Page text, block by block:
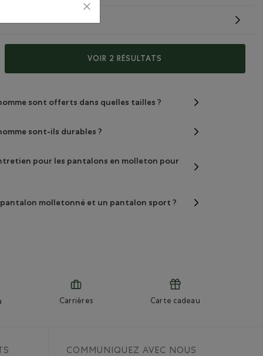
VOIR 2 RÉSULTATS
confection des pantalons molletonnés
sont proposés dans quelles coupes ?
sont offerts dans quelles tailles ?
sont-ils durables ?
pour les pantalons en molleton pour
molletonné et un pantalon sport ?
Carrières Carte cadeau
COMMUNIQUEZ AVEC NOUS